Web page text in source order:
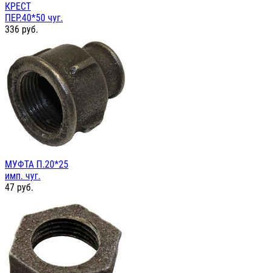
КРЕСТ
ПЕР.40*50 чуг.
336 руб.
МУФТА П.20*25
имп. чуг.
47 руб.